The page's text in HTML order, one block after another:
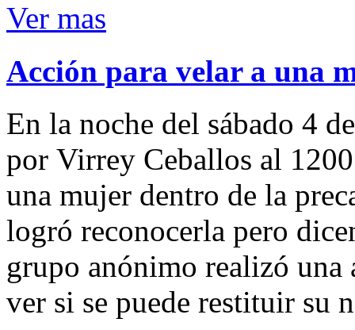
Ver mas
Acción para velar a una
En la noche del sábado 4
por Virrey Ceballos al
una mujer dentro de la
logró reconocerla pero
grupo anónimo realizó
ver si se puede restituir su